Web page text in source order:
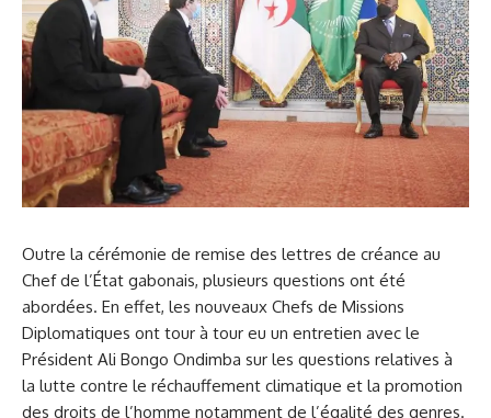
Outre la cérémonie de remise des lettres de créance au
Chef de l’État gabonais, plusieurs questions ont été
abordées. En effet, les nouveaux Chefs de Missions
Diplomatiques ont tour à tour eu un entretien avec le
Président Ali Bongo Ondimba sur les questions relatives à
la lutte contre le réchauffement climatique et la promotion
des droits de l’homme notamment de l’égalité des genres.